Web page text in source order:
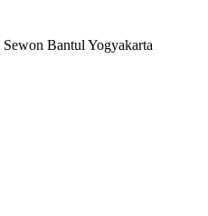
Bantul Yogyakarta